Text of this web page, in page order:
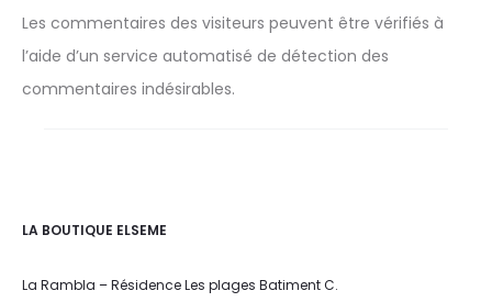
Les commentaires des visiteurs peuvent être vérifiés à
l’aide d’un service automatisé de détection des
commentaires indésirables.
LA BOUTIQUE ELSEME
La Rambla – Résidence Les plages Batiment C.